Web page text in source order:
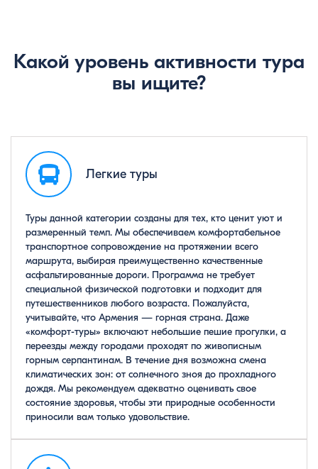
Какой уровень активности тура
вы ищите?
Легкие туры
Туры данной категории созданы для тех, кто ценит уют и
размеренный темп. Мы обеспечиваем комфортабельное
транспортное сопровождение на протяжении всего
маршрута, выбирая преимущественно качественные
асфальтированные дороги. Программа не требует
специальной физической подготовки и подходит для
путешественников любого возраста. Пожалуйста,
учитывайте, что Армения — горная страна. Даже
«комфорт-туры» включают небольшие пешие прогулки, а
переезды между городами проходят по живописным
горным серпантинам. В течение дня возможна смена
климатических зон: от солнечного зноя до прохладного
дождя. Мы рекомендуем адекватно оценивать свое
состояние здоровья, чтобы эти природные особенности
приносили вам только удовольствие.